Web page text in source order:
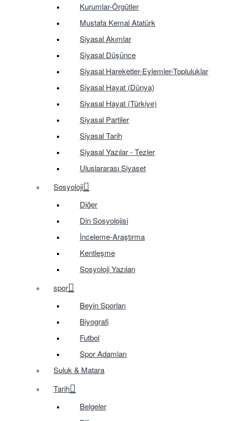
Kurumlar-Örgütler
Mustafa Kemal Atatürk
Siyasal Akımlar
Siyasal Düşünce
Siyasal Hareketler-Eylemler-Topluluklar
Siyasal Hayat (Dünya)
Siyasal Hayat (Türkiye)
Siyasal Partiler
Siyasal Tarih
Siyasal Yazılar - Tezler
Uluslararası Siyaset
Sosyoloji
Diğer
Din Sosyolojisi
İnceleme-Araştırma
Kentleşme
Sosyoloji Yazıları
spor
Beyin Sporları
Biyografi
Futbol
Spor Adamları
Suluk & Matara
Tarih
Belgeler